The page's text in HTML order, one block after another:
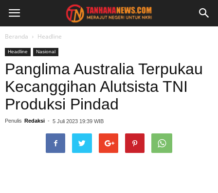
Beranda Headline
Headline Nasional
Panglima Australia Terpukau
Kecanggihan Alutsista TNI
Produksi Pindad
Penulis Redaksi - 5 Juli 2023 19:39 WIB